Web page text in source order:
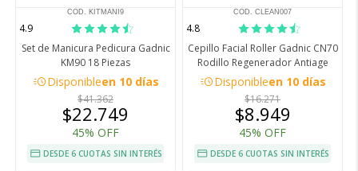
COD. KITMANI9
4.9
Set de Manicura Pedicura Gadnic
KM90 18 Piezas
acuteDisponibleen 10 días
$41.362
$22.749
45% OFF
DESDE 6 CUOTAS SIN INTERÉS
COD. CLEAN007
4.8
Cepillo Facial Roller Gadnic CN70
Rodillo Regenerador Antiage
acuteDisponibleen 10 días
$16.271
$8.949
45% OFF
DESDE 6 CUOTAS SIN INTERÉS